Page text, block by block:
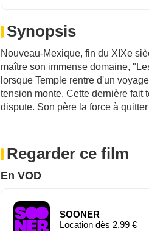
Synopsis
Nouveau-Mexique, fin du XIXe
maître son immense domaine,
lorsque Temple rentre d'un
tension monte. Cette dernière fait
dispute. Son père la force à
Regarder ce film
En VOD
SOONER
Location dès 2,99 €